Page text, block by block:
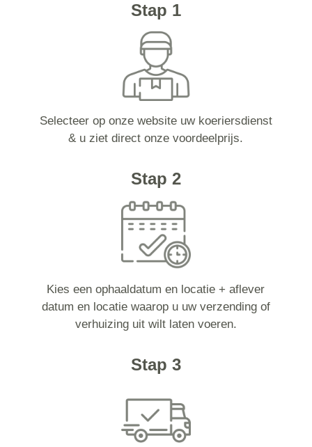
Stap 1
Selecteer op onze website uw koeriersdienst
& u ziet direct onze voordeelprijs.
Stap 2
Kies een ophaaldatum en locatie + aflever
datum en locatie waarop u uw verzending of
verhuizing uit wilt laten voeren.
Stap 3